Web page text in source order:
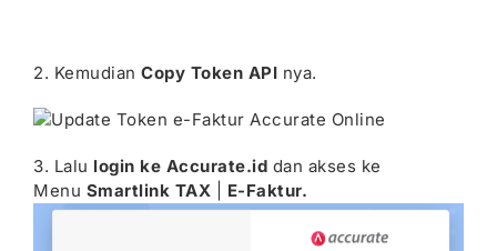
2. Kemudian Copy Token API nya.
3. Lalu login ke Accurate.id dan akses ke
Menu Smartlink TAX E-Faktur.